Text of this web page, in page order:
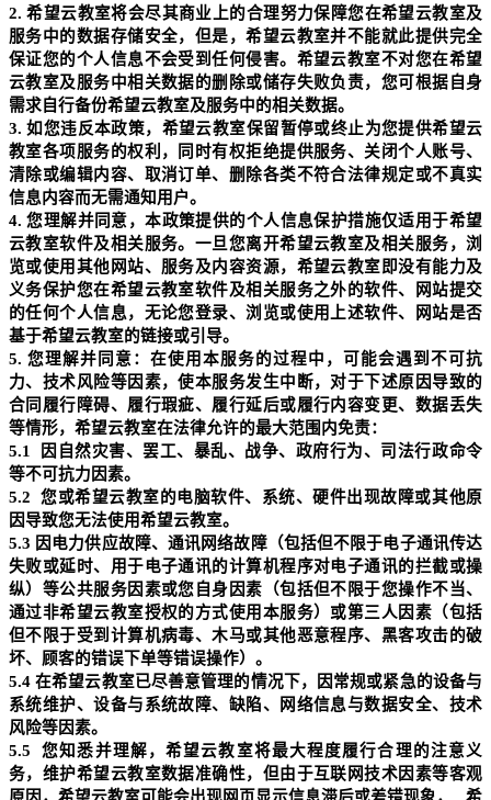
2. 希望云教室将会尽其商业上的合理努力保障您在希望云教室及
服务中的数据存储安全，但是，希望云教室并不能就此提供完全
保证您的个人信息不会受到任何侵害。希望云教室不对您在希望
云教室及服务中相关数据的删除或储存失败负责，您可根据自身
需求自行备份希望云教室及服务中的相关数据。
3. 如您违反本政策，希望云教室保留暂停或终止为您提供希望云
教室各项服务的权利，同时有权拒绝提供服务、关闭个人账号、
清除或编辑内容、取消订单、删除各类不符合法律规定或不真实
信息内容而无需通知用户。
4. 您理解并同意，本政策提供的个人信息保护措施仅适用于希望
云教室软件及相关服务。一旦您离开希望云教室及相关服务，浏
览或使用其他网站、服务及内容资源，希望云教室即没有能力及
义务保护您在希望云教室软件及相关服务之外的软件、网站提交
的任何个人信息，无论您登录、浏览或使用上述软件、网站是否
基于希望云教室的链接或引导。
5. 您理解并同意：在使用 本服务的过程中，可能会遇到不可抗
力、技术风险等因素，使本服务发生中断，对于下述原因导致的
合同履行障碍、履行瑕疵、履行延后或履行内容变更、数据丢失
等情形，希望云教室在法律允许的最大范围内免责：
5.1
因自然灾害、罢工、暴乱、战争、政府行为、司法行政命令
等不可抗力因素。
5.2
您或希望云教室的电脑软件、系统、硬件出现故障或其他原
因导致您无法使用希望云教室。
5.3 因电力供应故障、通讯网络故障（包括但不限于电子通讯传达
失败或延时、用于电子通讯的计算机程序对电子通讯的拦截或操
纵）等公共服务因素或您自身因素（包括但不限于您操作不当、
通过非希望云教室授权的方式使用本服务）或第三人因素（包括
但不限于受到计算机病毒、木马或其他恶意程序、黑客攻击的破
坏、顾客的错误下单等错误操作）。
5.4 在希望云教室已尽善意管理的情况下，因常规或紧急的设备与
系统维护、设备与系统故障、缺陷、网络信息与数据安全、技术
风险等因素。
5.5
您知悉并理解，希望云教室将最大程度履行合理的注意义
务，维护希望云教室数据准确性，但由于互联网技术因素等客观
原因，希望云教室可能会出现网页显示信息滞后或差错现象，
希